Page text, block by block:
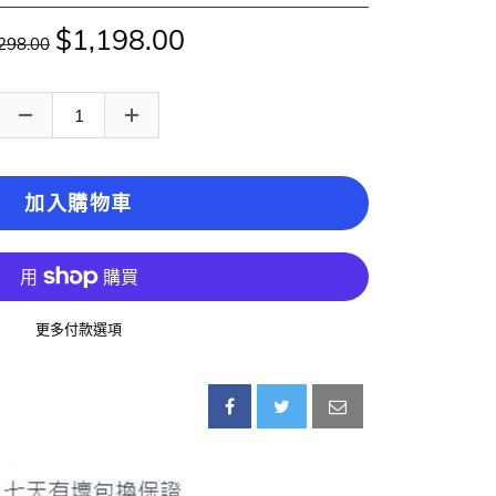
$1,198.00
加入購物車
更多付款選項